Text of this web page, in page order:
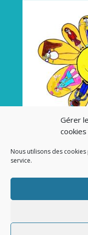
Gérer
cookies
Nous utilisons des
service.